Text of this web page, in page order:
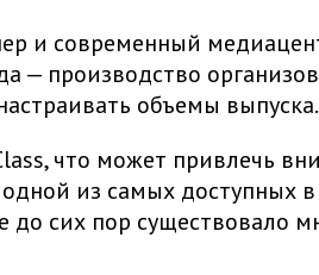
и современный
— производство
объемы выпуска.
что может привлечь
из самых доступных
до сих пор существовало